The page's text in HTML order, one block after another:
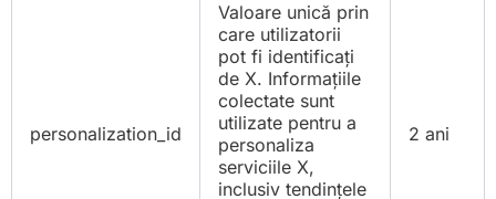
personalization_id
Valoare unică prin
care utilizatorii
pot fi identificați
de X. Informațiile
colectate sunt
utilizate pentru a
personaliza
serviciile X,
inclusiv tendințele
2 ani